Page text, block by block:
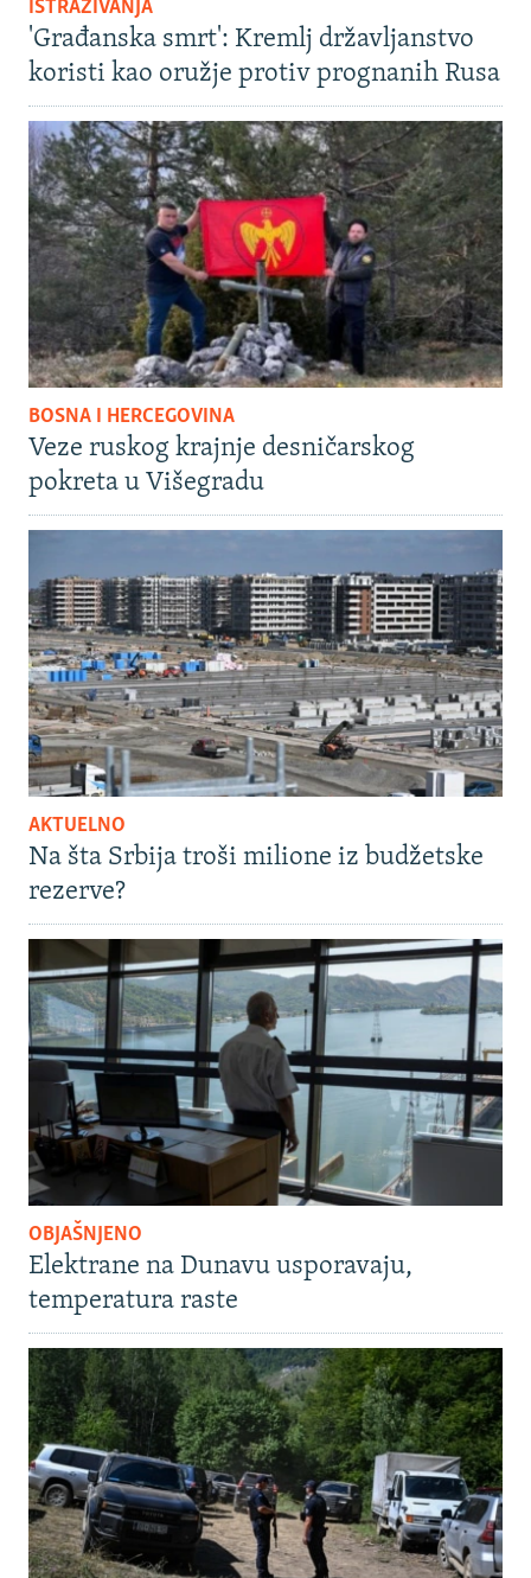
ISTRAŽIVANJA
'Građanska smrt': Kremlj državljanstvo
koristi kao oružje protiv prognanih Rusa
BOSNA I HERCEGOVINA
Veze ruskog krajnje desničarskog
pokreta u Višegradu
AKTUELNO
Na šta Srbija troši milione iz budžetske
rezerve?
OBJAŠNJENO
Elektrane na Dunavu usporavaju,
temperatura raste